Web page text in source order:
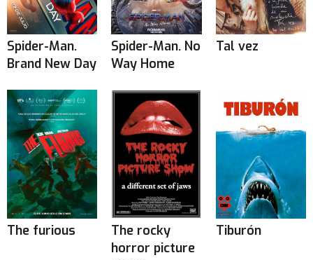
Spider-Man.
Brand New Day
Spider-Man. No
Way Home
Tal vez
The furious
The rocky
horror picture
Tiburón